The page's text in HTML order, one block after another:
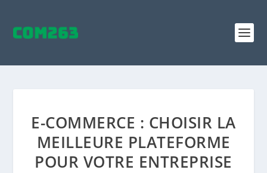
E-COMMERCE : CHOISIR LA
MEILLEURE PLATEFORME
POUR VOTRE ENTREPRISE